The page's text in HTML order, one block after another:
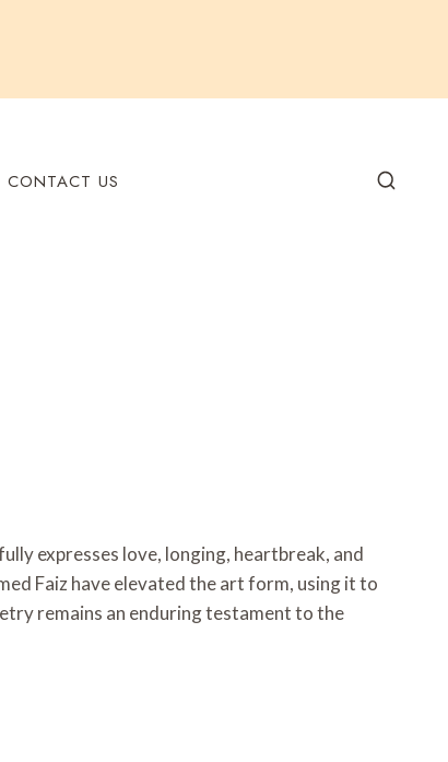
CONTACT US
expresses love, longing, heartbreak, and
Faiz have elevated the art form, using it to
remains an enduring testament to the